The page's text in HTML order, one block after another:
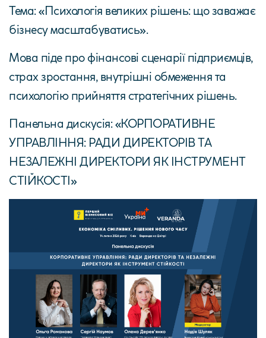
Тема: «Психологія великих рішень: що заважає
бізнесу масштабуватись».
Мова піде про фінансові сценарії підприємців,
страх зростання, внутрішні обмеження та
психологію прийняття стратегічних рішень.
Панельна дискусія: «КОРПОРАТИВНЕ
УПРАВЛІННЯ: РАДИ ДИРЕКТОРІВ ТА
НЕЗАЛЕЖНІ ДИРЕКТОРИ ЯК ІНСТРУМЕНТ
СТІЙКОСТІ»